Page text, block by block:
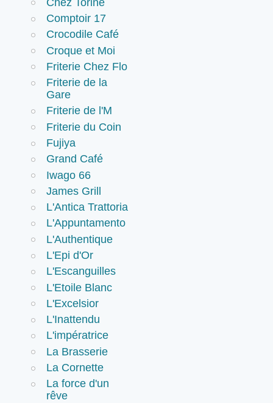
Comptoir 17
Crocodile Café
Croque et Moi
Friterie Chez Flo
Friterie de la
Gare
Friterie de l'M
Friterie du Coin
Fujiya
Grand Café
Iwago 66
James Grill
L'Antica Trattoria
L'Appuntamento
L'Authentique
L'Epi d'Or
L'Escanguilles
L'Etoile Blanc
L'Excelsior
L'Inattendu
L'impératrice
La Brasserie
La Cornette
La force d'un
rêve